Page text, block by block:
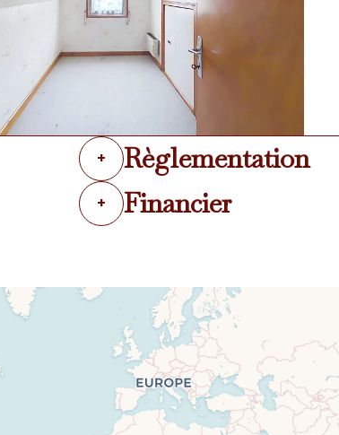
+
Règlementation
+ Financier